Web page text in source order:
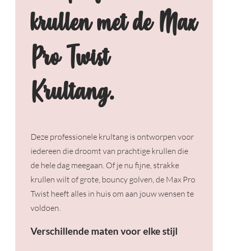
krullen met de Max
Pro Twist
Krultang.
Deze professionele krultang is ontworpen voor
iedereen die droomt van prachtige krullen die
de hele dag meegaan. Of je nu fijne, strakke
krullen wilt of grote, bouncy golven, de Max Pro
Twist heeft alles in huis om aan jouw wensen te
voldoen.
Verschillende maten voor elke stijl